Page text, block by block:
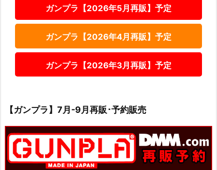
ガンプラ【2026年5月再販】予定
ガンプラ【2026年4月再販】予定
ガンプラ【2026年3月再販】予定
【ガンプラ】7月-9月再販･予約販売